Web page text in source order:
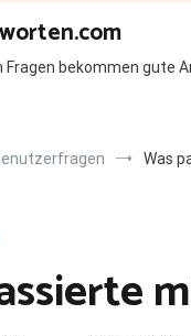
Fragen bekommen gute
Was